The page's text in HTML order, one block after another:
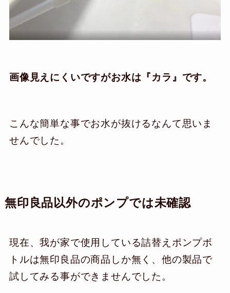
画像見えにくいですがお水は『カラ』です。
こんな簡単な事でお水が抜けるなんて思いま
せんでした。
無印良品以外のポンプでは未確認
現在、我が家で使用している詰替えポンプボ
トルは無印良品の商品しか無く、他の製品で
試してみる事ができませんでした。